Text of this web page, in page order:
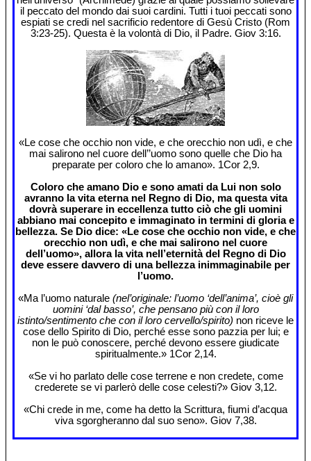
il peccato del mondo dai suoi cardini. Tutti i tuoi peccati sono
espiati se credi nel sacrificio redentore di Gesù Cristo (Rom
3:23-25). Questa è la volontà di Dio, il Padre. Giov 3:16.
«Le cose che occhio non vide, e che orecchio non udì, e che
mai salirono nel cuore dell’’uomo sono quelle che Dio ha
preparate per coloro che lo amano». 1Cor 2,9.
Coloro che amano Dio e sono amati da Lui non solo
avranno la vita eterna nel Regno di Dio, ma questa vita
dovrà superare in eccellenza tutto ciò che gli uomini
abbiano mai concepito e immaginato in termini di gloria e
bellezza. Se Dio dice: «Le cose che occhio non vide, e che
orecchio non udì, e che mai salirono nel cuore
dell’uomo», allora la vita nell’eternità del Regno di Dio
deve essere davvero di una bellezza inimmaginabile per
l’uomo.
«Ma l’uomo naturale (nel’originale: l’uomo ‘dell’anima’, cioè gli
uomini ‘dal basso’, che pensano più con il loro
istinto/sentimento che con il loro cervello/spirito) non riceve le
cose dello Spirito di Dio, perché esse sono pazzia per lui; e
non le può conoscere, perché devono essere giudicate
spiritualmente.» 1Cor 2,14.
«Se vi ho parlato delle cose terrene e non credete, come
crederete se vi parlerò delle cose celesti?» Giov 3,12.
«Chi crede in me, come ha detto la Scrittura, fiumi d’acqua
viva sgorgheranno dal suo seno». Giov 7,38.